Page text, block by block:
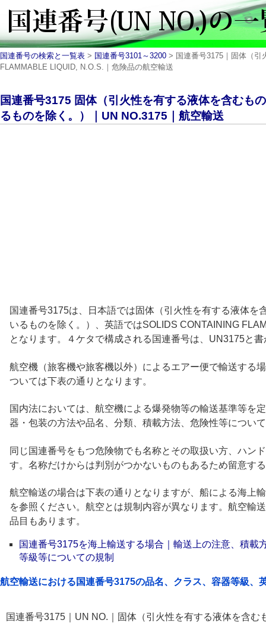
国連番号の検索と一覧表 > 国連番号3101～3200 > 国連番号3175｜固体（引
FLAMMABLE LIQUID, N.O.S.｜危険品の航空輸送
国連番号3175 固体（引火性を有する液体を含むも
るものを除く。）｜UN NO.3175｜航空輸送
国連番号3175は、日本語では固体（引火性を有する液体を
いるものを除く。）、英語ではSOLIDS CONTAINING
となります。４ケタで構成される国連番号は、UN3175と
航空機（旅客機や旅客機以外）によるエアー便で輸送する
ついては下表の通りとなります。
国内法においては、航空機による爆発物等の輸送基準等を
器・包装の方法や品名、分類、積載方法、危険性等につい
同じ国連番号をもつ危険物でも名称とその取扱い方、ハン
す。名称だけからは判別がつかないものもあるため留意す
航空輸送の場合は下表の通りとなりますが、船による海上
を参照ください。航空とは規制内容が異なります。航空輸
品目もあります。
国連番号3175を海上輸送する場合｜輸送上の注意、積載
等級等についての規制
航空輸送における国連番号3175の品名、クラス、容器等級、
国連番号3175｜UN NO.｜固体（引火性を有する液体を含む